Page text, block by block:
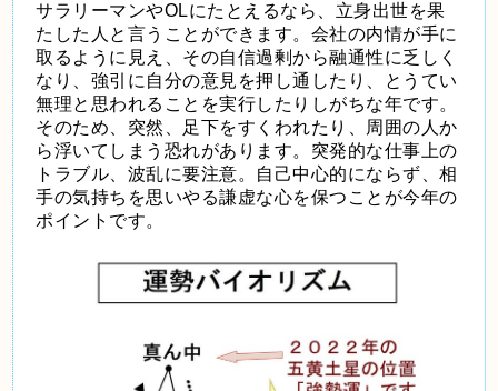
サラリーマンやOLにたとえるなら、立身出世を果
たした人と言うことができます。会社の内情が手に
取るように見え、その自信過剰から融通性に乏しく
なり、強引に自分の意見を押し通したり、とうてい
無理と思われることを実行したりしがちな年です。
そのため、突然、足下をすくわれたり、周囲の人か
ら浮いてしまう恐れがあります。突発的な仕事上の
トラブル、波乱に要注意。自己中心的にならず、相
手の気持ちを思いやる謙虚な心を保つことが今年の
ポイントです。